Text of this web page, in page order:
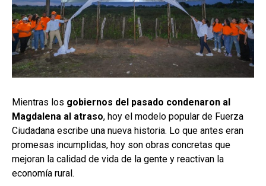
Mientras los gobiernos del pasado condenaron al
Magdalena al atraso, hoy el modelo popular de Fuerza
Ciudadana escribe una nueva historia. Lo que antes eran
promesas incumplidas, hoy son obras concretas que
mejoran la calidad de vida de la gente y reactivan la
economía rural.